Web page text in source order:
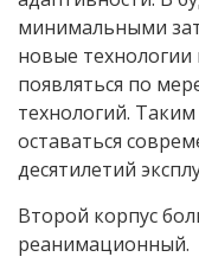
минимальными
новые
появляться по
технологий.
оставаться
десятилетий
Второй корпус
реанимационный.